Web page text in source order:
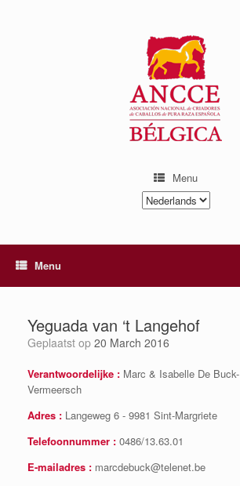
Menu
Kies
een
Menu
Yeguada van ‘t Langehof
Geplaatst op 20 March 2016
Verantwoordelijke : Marc & Isabelle De Buck-
Vermeersch
Adres : Langeweg 6 - 9981 Sint-Margriete
Telefoonnummer : 0486/13.63.01
E-mailadres : marcdebuck@telenet.be